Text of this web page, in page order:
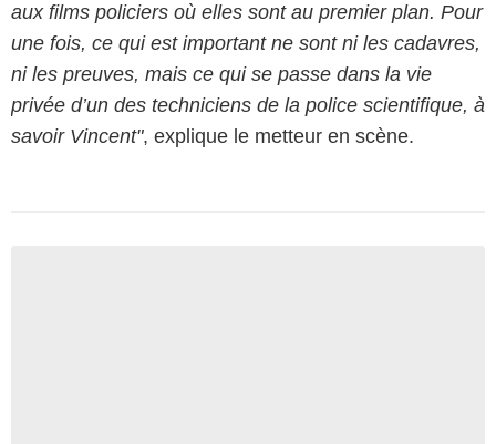
aux films policiers où elles sont au premier plan. Pour
une fois, ce qui est important ne sont ni les cadavres,
ni les preuves, mais ce qui se passe dans la vie
privée d’un des techniciens de la police scientifique, à
savoir Vincent", explique le metteur en scène.